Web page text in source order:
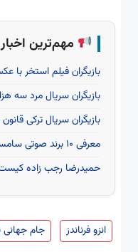
مهم‌ترین اخبار
بازیگران فیلم استخر با
بازیگران سریال مرد سه
بازیگران سریال ترکی
معرفی 10 برند صوتی سامسونگ ; از JBL تا مارانتز
حمیدرضا رجب‌ زاده کیست؟
انزو فرناندز جام جهانی